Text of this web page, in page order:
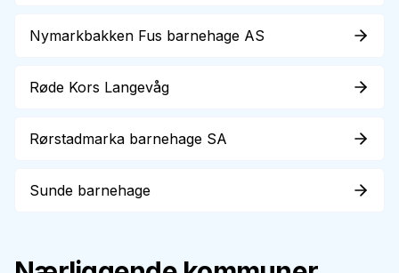
Nymarkbakken Fus barnehage AS
Røde Kors Langevåg
Rørstadmarka barnehage SA
Sunde barnehage